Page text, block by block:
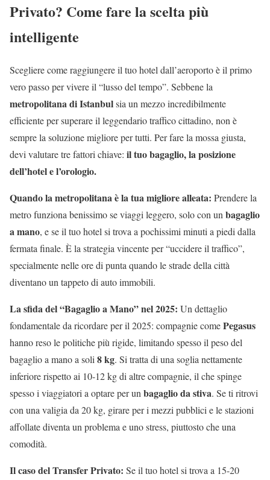
Privato? Come fare la scelta più
intelligente
Scegliere come raggiungere il tuo hotel dall’aeroporto è il primo
vero passo per vivere il “lusso del tempo”. Sebbene la
metropolitana di Istanbulsia un mezzo incredibilmente
efficiente per superare il leggendario traffico cittadino, non è
sempre la soluzione migliore per tutti. Per fare la mossa giusta,
devi valutare tre fattori chiave: il tuo bagaglio, la posizione
dell’hotel e l’orologio.
Quando la metropolitana è la tua migliore alleata: Prendere la
metro funziona benissimo se viaggi leggero, solo con un bagaglio
a mano, e se il tuo hotel si trova a pochissimi minuti a piedi dalla
fermata finale. È la strategia vincente per “uccidere il traffico”,
specialmente nelle ore di punta quando le strade della città
diventano un tappeto di auto immobili.
La sfida del “Bagaglio a Mano” nel 2025: Un dettaglio
fondamentale da ricordare per il 2025: compagnie comePegasus
hanno reso le politiche più rigide, limitando spesso il peso del
bagaglio a mano a soli 8 kg. Si tratta di una soglia nettamente
inferiore rispetto ai 10-12 kg di altre compagnie, il che spinge
spesso i viaggiatori a optare per un bagaglio da stiva. Se ti ritrovi
con una valigia da 20 kg, girare per i mezzi pubblici e le stazioni
affollate diventa un problema e uno stress, piuttosto che una
comodità.
Il caso del Transfer Privato: Se il tuo hotel si trova a 15-20